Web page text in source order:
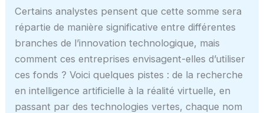
Certains analystes pensent que cette somme sera
répartie de manière significative entre différentes
branches de l’innovation technologique, mais
comment ces entreprises envisagent-elles d’utiliser
ces fonds ? Voici quelques pistes : de la recherche
en intelligence artificielle à la réalité virtuelle, en
passant par des technologies vertes, chaque nom